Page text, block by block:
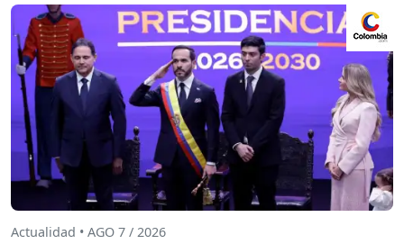
Actualidad • AGO 7 / 2026